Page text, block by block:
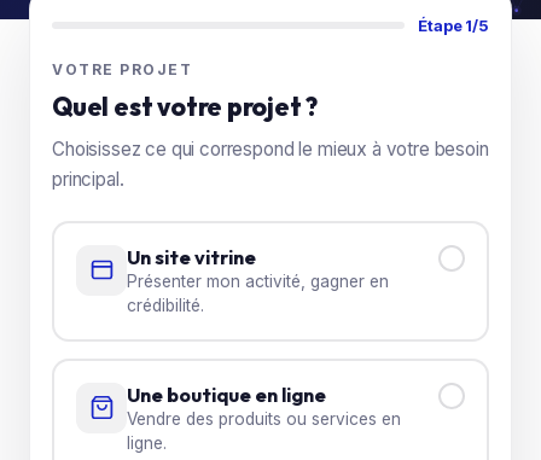
Étape 1/5
VOTRE PROJET
Quel est votre projet ?
Choisissez ce qui correspond le mieux à votre besoin
principal.
Un site vitrine
Présenter mon activité, gagner en
crédibilité.
Une boutique en ligne
Vendre des produits ou services en
ligne.